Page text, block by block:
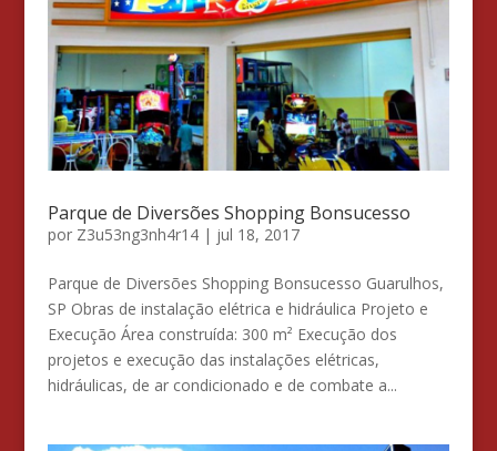
Parque de Diversões Shopping Bonsucesso
por Z3u53ng3nh4r14| jul 18, 2017
Parque de Diversões Shopping Bonsucesso Guarulhos,
SP Obras de instalação elétrica e hidráulica Projeto e
Execução Área construída: 300 m² Execução dos
projetos e execução das instalações elétricas,
hidráulicas, de ar condicionado e de combate a...